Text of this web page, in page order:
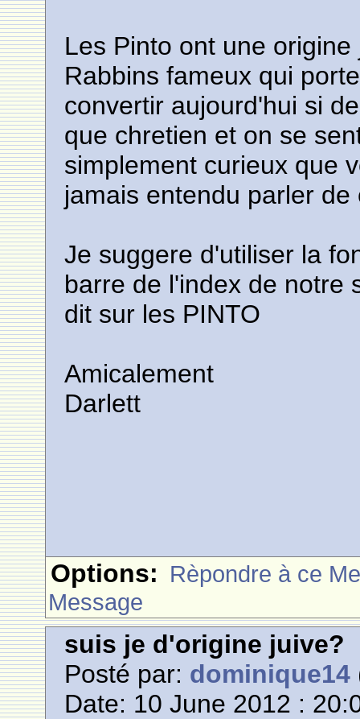
Les Pinto ont une
Rabbins fameux qui
convertir aujourd'hui si
que chretien et on se
simplement curieux que
jamais entendu parler de
Je suggere d'utiliser la
barre de l'index de notre
dit sur les PINTO
Amicalement
Darlett
Options: Rèpondre à ce
Message
suis je d'origine juive?
Posté par: dominique14
Date: 10 June 2012 :